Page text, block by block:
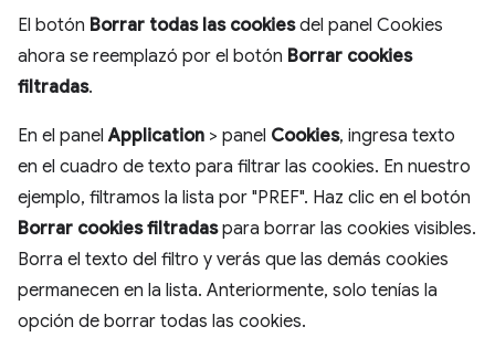
El botón Borrar todas las cookiesdel panel Cookies
ahora se reemplazó por el botón Borrar cookies
filtradas.
En el panelApplication > panel Cookies, ingresa texto
en el cuadro de texto para filtrar las cookies. En nuestro
ejemplo, filtramos la lista por "PREF". Haz clic en el botón
Borrar cookies filtradaspara borrar las cookies visibles.
Borra el texto del filtro y verás que las demás cookies
permanecen en la lista. Anteriormente, solo tenías la
opción de borrar todas las cookies.